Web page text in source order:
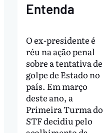
Entenda
O ex-presidente é
réu na ação penal
sobre a tentativa de
golpe de Estado no
país. Em março
deste ano, a
Primeira Turma do
STF decidiu pelo